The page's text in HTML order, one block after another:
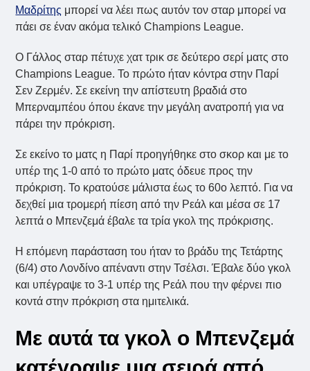
Μαδρίτης μπορεί να λέει πως αυτόν τον σταρ μπορεί να
πάει σε έναν ακόμα τελικό Champions League.
Ο Γάλλος σταρ πέτυχε χατ τρικ σε δεύτερο σερί ματς στο
Champions League. Το πρώτο ήταν κόντρα στην Παρί
Σεν Ζερμέν. Σε εκείνη την απίστευτη βραδιά στο
Μπερναμπέου όπου έκανε την μεγάλη ανατροπή για να
πάρει την πρόκριση.
Σε εκείνο το ματς η Παρί προηγήθηκε στο σκορ και με το
υπέρ της 1-0 από το πρώτο ματς όδευε προς την
πρόκριση. Το κρατούσε μάλιστα έως το 60ο λεπτό. Για να
δεχθεί μια τρομερή πίεση από την Ρεάλ και μέσα σε 17
λεπτά ο Μπενζεμά έβαλε τα τρία γκολ της πρόκρισης.
Η επόμενη παράσταση του ήταν το βράδυ της Τετάρτης
(6/4) στο Λονδίνο απέναντι στην Τσέλσι. Έβαλε δύο γκολ
και υπέγραψε το 3-1 υπέρ της Ρεάλ που την φέρνει πιο
κοντά στην πρόκριση στα ημιτελικά.
Με αυτά τα γκολ ο Μπενζεμά